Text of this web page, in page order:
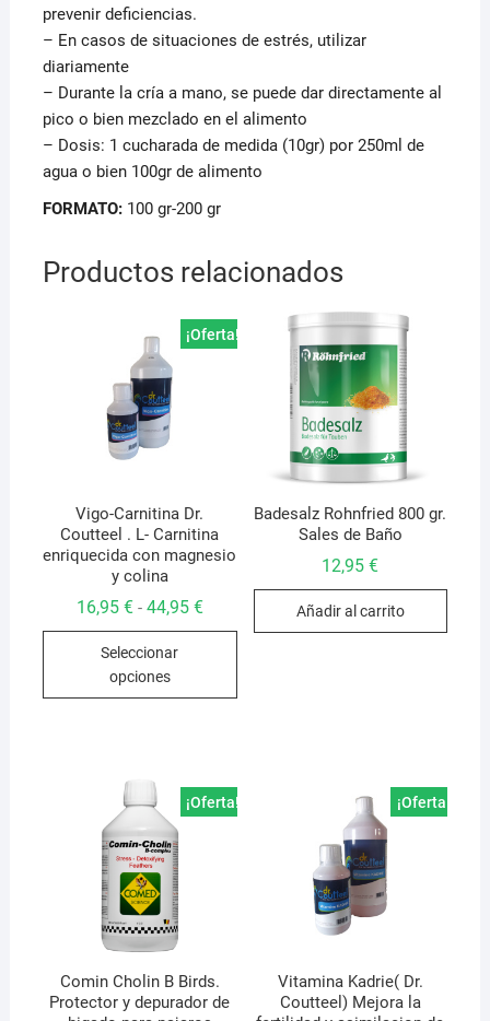
prevenir deficiencias.
– En casos de situaciones de estrés, utilizar
diariamente
– Durante la cría a mano, se puede dar directamente al
pico o bien mezclado en el alimento
– Dosis: 1 cucharada de medida (10gr) por 250ml de
agua o bien 100gr de alimento
FORMATO: 100 gr-200 gr
Productos relacionados
¡Oferta!
Vigo-Carnitina Dr.
Coutteel . L- Carnitina
enriquecida con magnesio
y colina
16,95 € - 44,95 €Rango
precios:
44,95 €
Seleccionar
opciones
Este
opciones
se
producto
Badesalz Rohnfried 800 gr.
Sales de Baño
12,95€
Añadir al carrito
¡Oferta!
Comin Cholin B Birds.
Protector y depurador de
¡Oferta!
Vitamina Kadrie( Dr.
Coutteel) Mejora la